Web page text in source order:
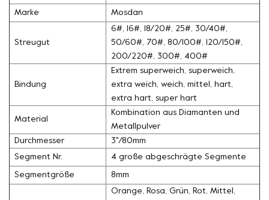
Marke Mosdan
Streugut
6#, 16#, 18/20#, 25#, 30/40#,
50/60#, 70#, 80/100#, 120/150#,
200/220#, 300#, 400#
Bindung
Extrem superweich, superweich,
extra weich, weich, mittel, hart,
extra hart, super hart
Material
Kombination aus Diamanten und
Metallpulver
Durchmesser
3''/80mm
Segment Nr. 4 große abgeschrägte Segmente
Segmentgröße 8mm
Orange, Rosa, Grün, Rot, Mittel,